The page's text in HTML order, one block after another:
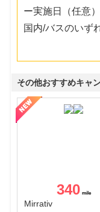
ー実施日（任意
国内/バスのいず
その他おすすめキャ
340
Mirrativ